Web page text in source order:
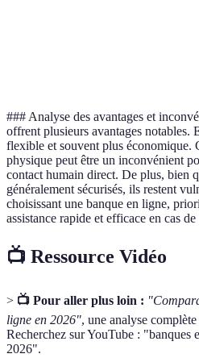
### Analyse des avantages et
offrent plusieurs avantages notables.
flexible et souvent plus économique.
physique peut être un inconvénient
contact humain direct. De plus, bien
généralement sécurisés, ils restent
choisissant une banque en ligne,
assistance rapide et efficace en cas
📺 Ressource Vidéo
> 📺 Pour aller plus loin :
ligne en 2026", une analyse
Recherchez sur YouTube :
2026".